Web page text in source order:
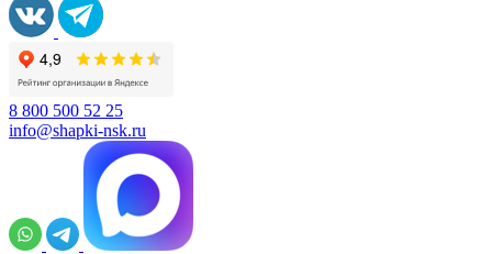
8 800 500 52 25
info@shapki-nsk.ru